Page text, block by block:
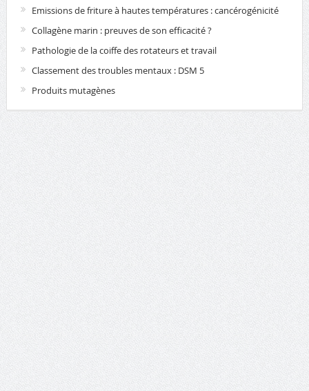
Emissions de friture à hautes températures : cancérogénicité
Collagène marin : preuves de son efficacité ?
Pathologie de la coiffe des rotateurs et travail
Classement des troubles mentaux : DSM 5
Produits mutagènes